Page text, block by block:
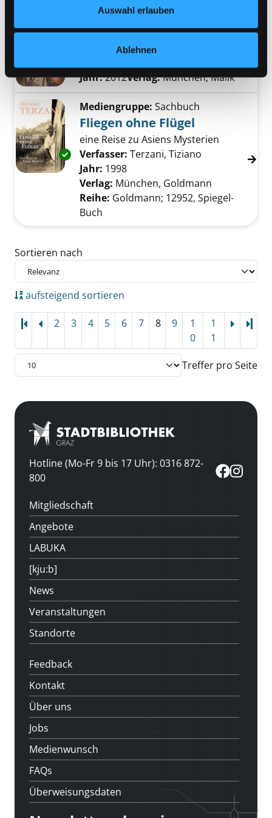
Auswahl erlauben
Ablehnen
Exemplar-Details von The Longest Way
Mediengruppe:Sachbuch
The Longest Way
4646 Kilometer zu Fuß durch China
Suche
Jahr:2012Verlag:München, Malik
Exemplar-Details von Fliegen ohne Flügel
Mediengruppe: Sachbuch
Fliegen ohne Flügel
eine Reise zu Asiens Mysterien
Verfasser: Terzani, Tiziano Suche nach
Jahr: 1998
Verlag: München, Goldmann
Reihe: Goldmann; 12952, Spiegel-
Buch
Zu den Suchfiltern springen
Sortieren nach
aufsteigend sortieren
2 3 4 5 6 7 8 9
1
0
1
1
Treffer pro Seite
Hotline (Mo-Fr 9 bis 17 Uhr): 0316 872-
800
Mitgliedschaft
Angebote
LABUKA
[kju:b]
News
Veranstaltungen
Standorte
Feedback
Kontakt
Über uns
Jobs
Medienwunsch
FAQs
Überweisungsdaten